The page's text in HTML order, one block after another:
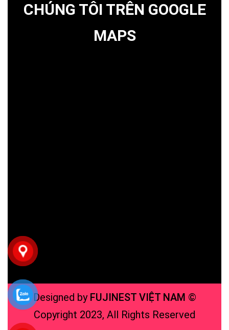
CHÚNG TÔI TRÊN GOOGLE
MAPS
Designed by FUJINEST VIỆT NAM ©
Copyright 2023, All Rights Reserved